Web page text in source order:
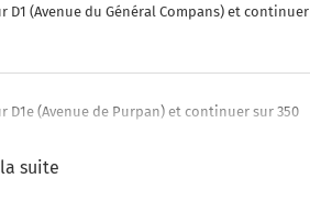
(Avenue du Général Compans) et continuer
(Avenue de Purpan) et continuer sur 350
suite